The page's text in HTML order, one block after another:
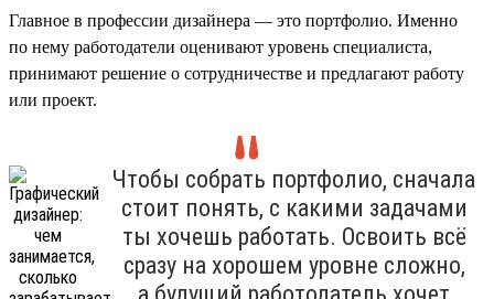
Главное в профессии дизайнера — это портфолио. Именно
по нему работодатели оценивают уровень специалиста,
принимают решение о сотрудничестве и предлагают работу
или проект.
Чтобы собрать портфолио, сначала
стоит понять, с какими задачами
ты хочешь работать. Освоить всё
сразу на хорошем уровне сложно,